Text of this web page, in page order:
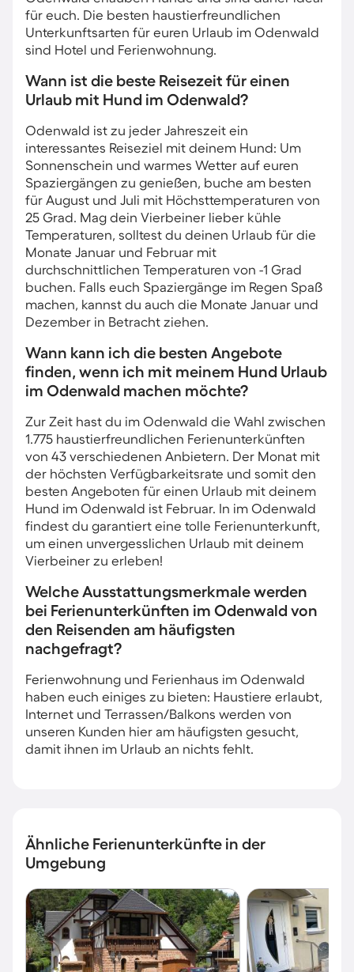
für euch. Die besten haustierfreundlichen
Unterkunftsarten für euren Urlaub im Odenwald
sind Hotel und Ferienwohnung.
Wann ist die beste Reisezeit für einen
Urlaub mit Hund im Odenwald?
Odenwald ist zu jeder Jahreszeit ein
interessantes Reiseziel mit deinem Hund: Um
Sonnenschein und warmes Wetter auf euren
Spaziergängen zu genießen, buche am besten
für August und Juli mit Höchsttemperaturen von
25 Grad. Mag dein Vierbeiner lieber kühle
Temperaturen, solltest du deinen Urlaub für die
Monate Januar und Februar mit
durchschnittlichen Temperaturen von -1 Grad
buchen. Falls euch Spaziergänge im Regen Spaß
machen, kannst du auch die Monate Januar und
Dezember in Betracht ziehen.
Wann kann ich die besten Angebote
finden, wenn ich mit meinem Hund Urlaub
im Odenwald machen möchte?
Zur Zeit hast du im Odenwald die Wahl zwischen
1.775 haustierfreundlichen Ferienunterkünften
von 43 verschiedenen Anbietern. Der Monat mit
der höchsten Verfügbarkeitsrate und somit den
besten Angeboten für einen Urlaub mit deinem
Hund im Odenwald ist Februar. In im Odenwald
findest du garantiert eine tolle Ferienunterkunft,
um einen unvergesslichen Urlaub mit deinem
Vierbeiner zu erleben!
Welche Ausstattungsmerkmale werden
bei Ferienunterkünften im Odenwald von
den Reisenden am häufigsten
nachgefragt?
Ferienwohnung und Ferienhaus im Odenwald
haben euch einiges zu bieten: Haustiere erlaubt,
Internet und Terrassen/Balkons werden von
unseren Kunden hier am häufigsten gesucht,
damit ihnen im Urlaub an nichts fehlt.
Ähnliche Ferienunterkünfte in der
Umgebung